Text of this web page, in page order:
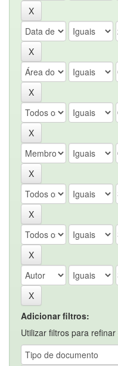
Adicionar filtros:
Utilizar filtros para